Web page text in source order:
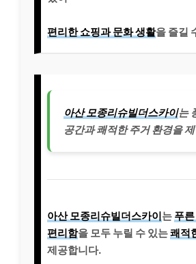
편리한 쇼핑과 문화 생활을 즐길
아산 모종리슈빌더스카이는
공간과 쾌적한 주거 환경을
아산 모종리슈빌더스카이는 푸
편리함을 모두 누릴 수 있는쾌적
제공합니다.